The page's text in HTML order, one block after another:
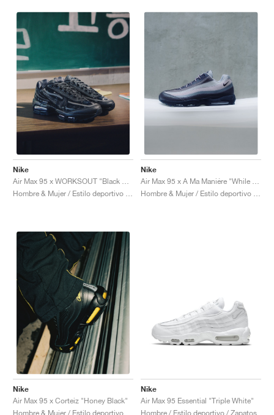
Nike
Air Max 95 x WORKSOUT "Black & Anthracite"
Hombre & Mujer / Estilo deportivo / Zapatos
Nike
Air Max 95 x A Ma Maniére "While You Were Sleeping"
Hombre & Mujer / Estilo deportivo / Zapatos
Nike
Air Max 95 x Corteiz "Honey Black"
Nike
Air Max 95 Essential "Triple White"
Hombre / Estilo deportivo / Zapatos